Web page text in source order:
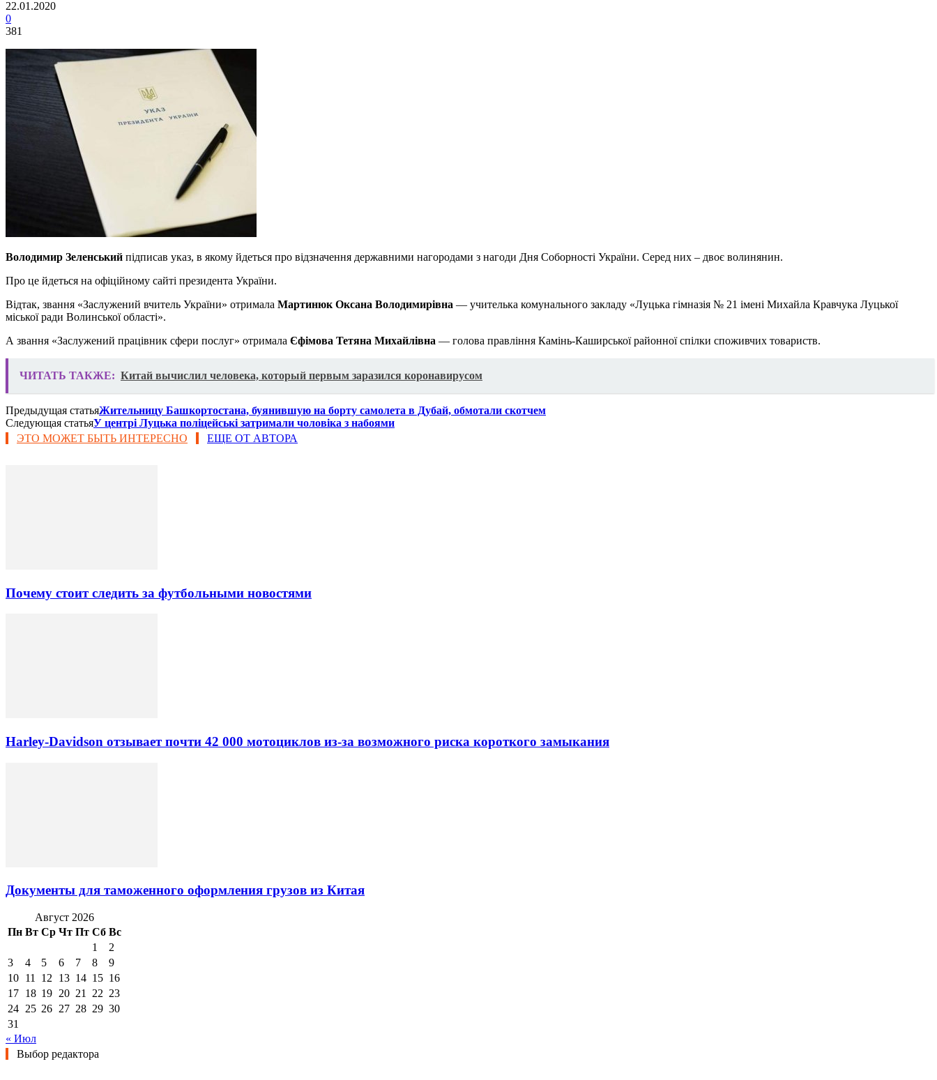
22.01.2020
0
381
Володимир Зеленський підписав указ, в якому йдеться про відзначення державними нагородами з нагоди Дня Соборності України. Серед них – двоє волинянин.
Про це йдеться на офіційному сайті президента України.
Відтак, звання «Заслужений вчитель України» отримала Мартинюк Оксана Володимирівна — учителька комунального закладу «Луцька гімназія № 21 імені Михайла Кравчука Луцької
міської ради Волинської області».
А звання «Заслужений працівник сфери послуг» отримала Єфімова Тетяна Михайлівна — голова правління Камінь-Каширської районної спілки споживчих товариств.
ЧИТАТЬ ТАКЖЕ: Китай вычислил человека, который первым заразился коронавирусом
Предыдущая статьяЖительницу Башкортостана, буянившую на борту самолета в Дубай, обмотали скотчем
Следующая статьяУ центрі Луцька поліцейські затримали чоловіка з набоями
ЭТО МОЖЕТ БЫТЬ ИНТЕРЕСНО
ЕЩЕ ОТ АВТОРА
Почему стоит следить за футбольными новостями
Harley-Davidson отзывает почти 42 000 мотоциклов из-за возможного риска короткого замыкания
Документы для таможенного оформления грузов из Китая
Август 2026
Пн Вт Ср Чт Пт Сб Вс
1
2
3
4 5 6 7 8
9
10 11 12 13 14 15 16
17 18 19 20 21 22 23
24 25 26 27 28 29 30
31
« Июл
Выбор редактора